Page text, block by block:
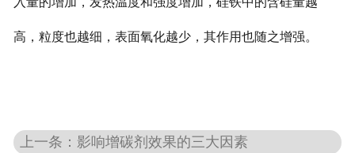
高，粒度也越细，表面氧化越少，其作用也随之增强。
上一条：影响增碳剂效果的三大因素